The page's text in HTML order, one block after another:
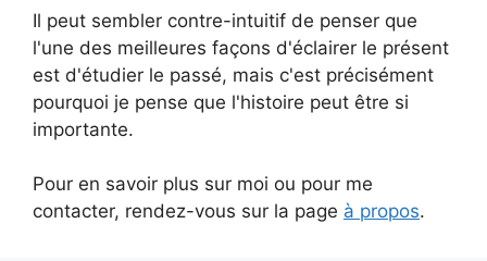
Il peut sembler contre-intuitif de penser que
l'une des meilleures façons d'éclairer le présent
est d'étudier le passé, mais c'est précisément
pourquoi je pense que l'histoire peut être si
importante.
Pour en savoir plus sur moi ou pour me
contacter, rendez-vous sur la page à propos.